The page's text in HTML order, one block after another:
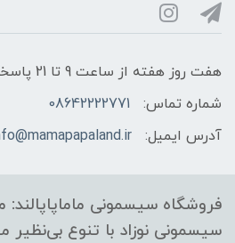
هفت روز هفته از ساعت 9 تا 21 پاسخگوی شما هستیم
شماره تماس:
08642222771
آدرس ایمیل:
فروشگاه سیسمونی ماماپاپالند:
سیسمونی نوزاد با تنوع بی‌نظیر